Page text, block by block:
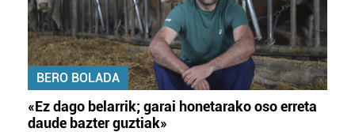
BERO BOLADA
«Ez dago belarrik; garai honetarako oso erreta
daude bazter guztiak»